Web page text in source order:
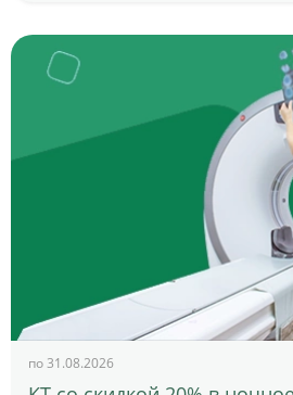
по 31.08.2026